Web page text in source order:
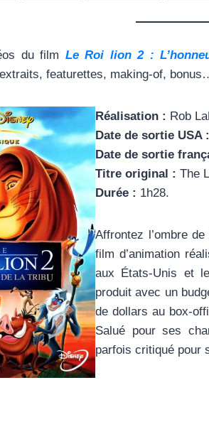
du film Le Roi lion 2 :
featurettes, making-of,
Réalisation : Rob
Date de sortie USA :
Date de sortie
Titre original : The
Durée : 1h28.
Affrontez l’ombre
film d’animation
aux États-Unis et
produit avec un
de dollars au box-
Salué pour ses
parfois critiqué pour